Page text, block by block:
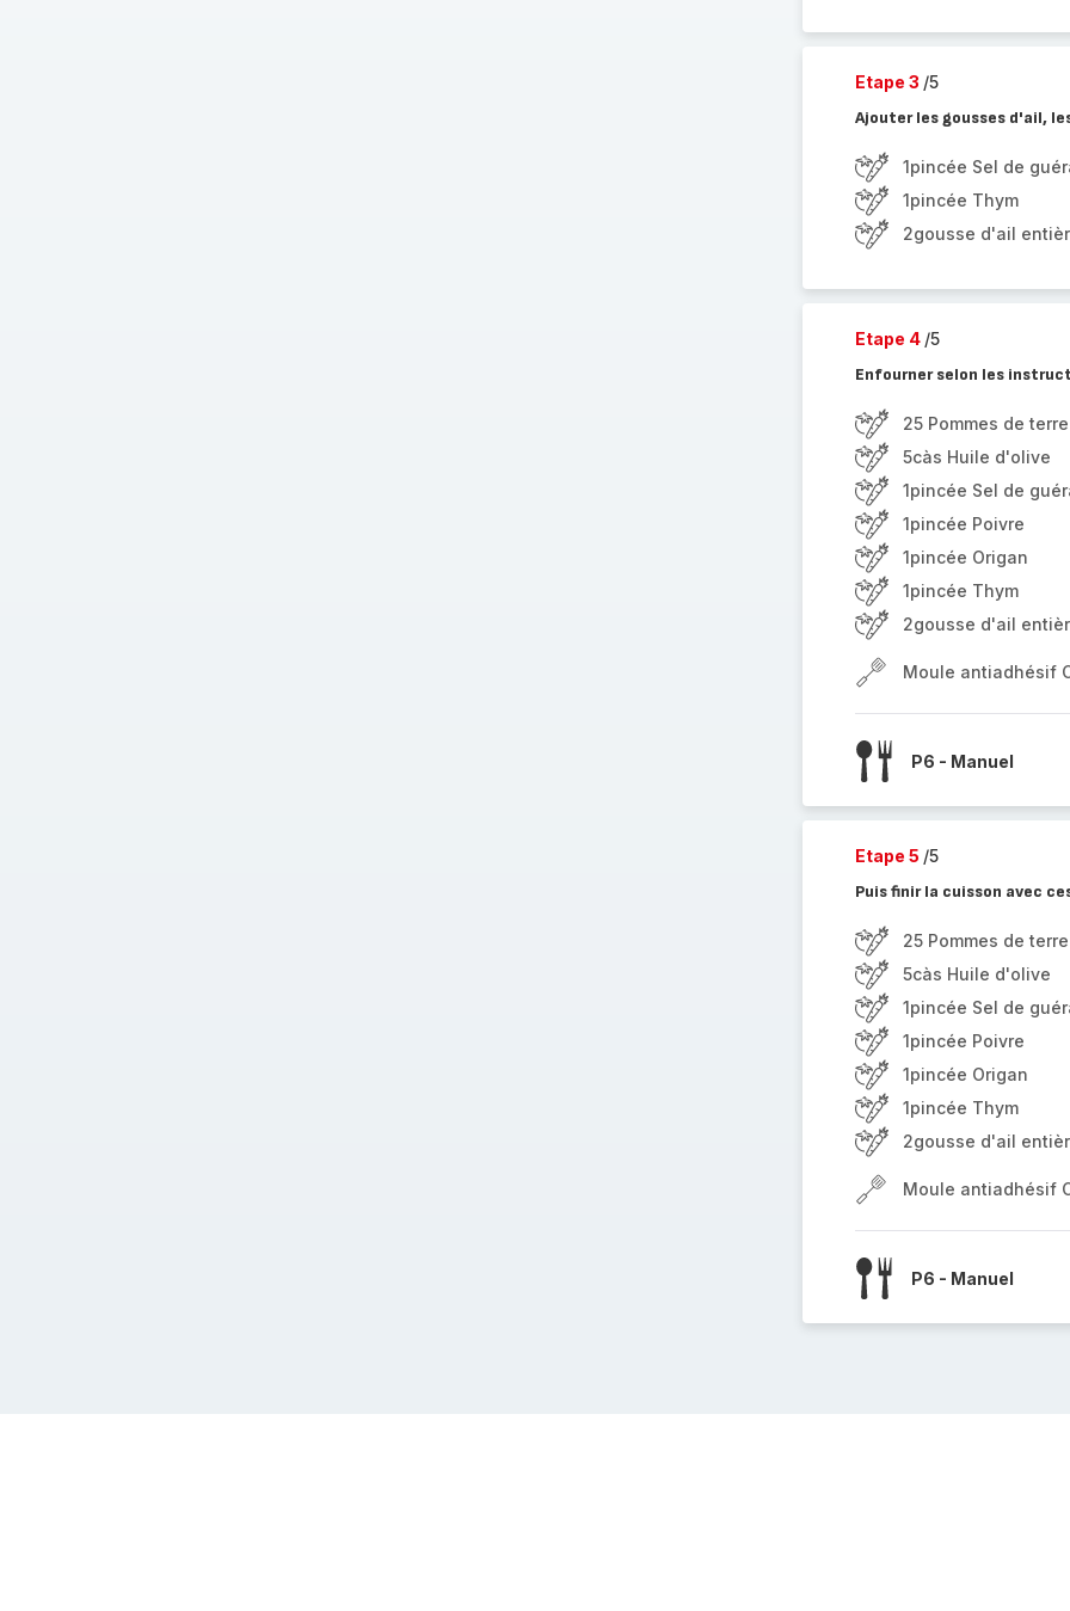
Etape 3 /5
Ajouter les gousses d'ail,
1pincée Sel de
1pincée Thym
2gousse d'ail
Etape 4 /5
Enfourner selon les
25 Pommes de
5càs Huile d'olive
1pincée Sel de
1pincée Poivre
1pincée Origan
1pincée Thym
2gousse d'ail
Moule antiadhésif
P6 - Manuel
Etape 5 /5
Puis finir la cuisson avec
25 Pommes de
5càs Huile d'olive
1pincée Sel de
1pincée Poivre
1pincée Origan
1pincée Thym
2gousse d'ail
Moule antiadhésif
P6 - Manuel